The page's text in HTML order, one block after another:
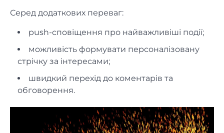
Серед додаткових переваг:
push-сповіщення про найважливіші події;
можливість формувати персоналізовану
стрічку за інтересами;
швидкий перехід до коментарів та
обговорення.